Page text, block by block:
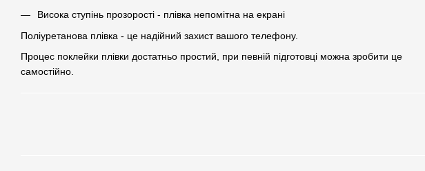
Висока ступінь прозорості - плівка непомітна на екрані
Поліуретанова плівка - це надійний захист вашого телефону.
Процес поклейки плівки достатньо простий, при певній підготовці можна зробити це
самостійно.